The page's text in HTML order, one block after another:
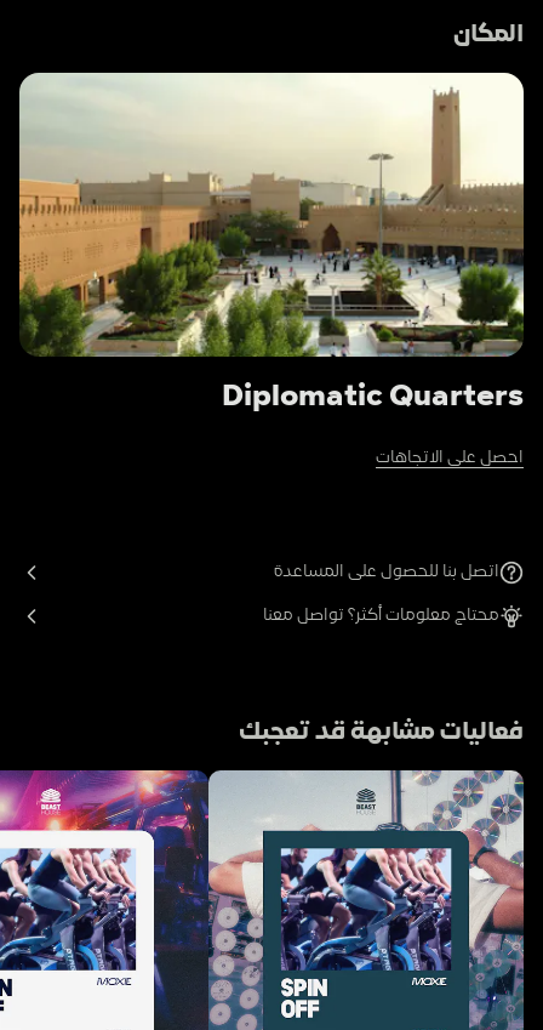
المكان
Diplomatic Quarters
احصل على الاتجاهات
اتصل بنا للحصول على المساعدة
محتاج معلومات أكثر؟ تواصل معنا
فعاليات مشابهة قد تعجبك